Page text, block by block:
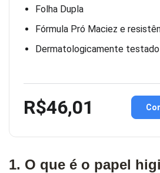
Folha Dupla
Fórmula Pró Maciez e
Dermatologicamente testado
R$46,01
1. O que é o papel